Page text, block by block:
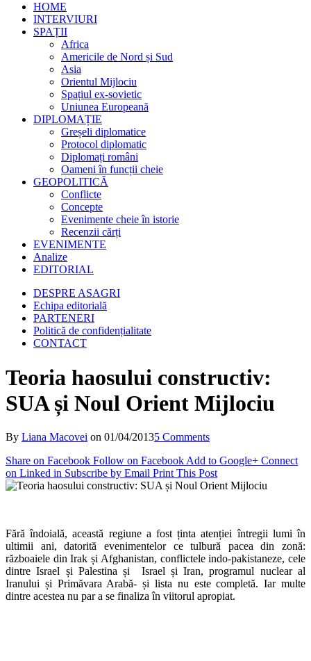
HOME
INTERVIURI
SPAȚII
Africa
Americile de Nord și Sud
Asia
Orientul Mijlociu
Spațiul ex-sovietic
Uniunea Europeană
DIPLOMAȚIE
Greșeli diplomatice
Protocol diplomatic
Diplomați români
Oameni în funcții cheie
GEOPOLITICĂ
Conflicte
Concepte
Evenimente cheie în istorie
Recenzii cărți
EVENIMENTE
Analize
EDITORIAL
DESPRE ASAGRI
Echipa editorială
PARTENERI
Politică de confidențialitate
CONTACT
Teoria haosului constructiv:
SUA și Noul Orient Mijlociu
By Liana Macovei on 01/04/20135 Comments
Share on Facebook Follow on Facebook Add to Google+ Connect
on Linked in Subscribe by Email Print This Post
Fără îndoială, această regiune a fost ținta atenției întregii lumi în
ultimii ani, datorită evenimentelor ce tulbură pacea din zonă:
războaiele din Irak și Afghanistan, conflictele indo-pakistaneze, cele
dintre Israel și Palestina și Israel și Iran, programul nuclear al
Iranului și Primăvara Arabă- și lista nu este completă. Iar multe
dintre acestea nu par a se finaliza în viitorul apropiat.